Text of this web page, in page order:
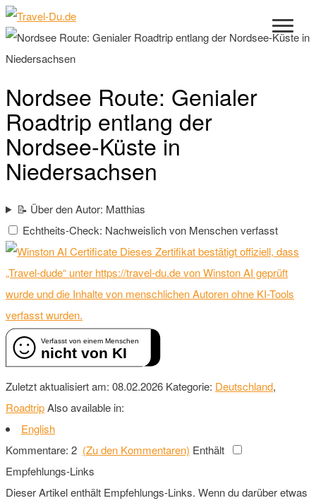
Nordsee Route: Genialer
Roadtrip entlang der
Nordsee-Küste in
Niedersachsen
📝 Über den Autor: Matthias
Echtheits-Check: Nachweislich von Menschen verfasst
Dieses Zertifikat bestätigt offiziell, dass
„Travel-dude“ unter https://travel-du.de von Winston AI geprüft
wurde und die Inhalte von menschlichen Autoren ohne KI-Tools
verfasst wurden.
Verfasst von einem Menschen
nicht von KI
Zuletzt aktualisiert am: 08.02.2026 Kategorie: Deutschland,
RoadtripAlso available in:
English
Kommentare: 2 (Zu den Kommentaren) Enthält
Empfehlungs-Links
Dieser Artikel enthält Empfehlungs-Links. Wenn du darüber etwas